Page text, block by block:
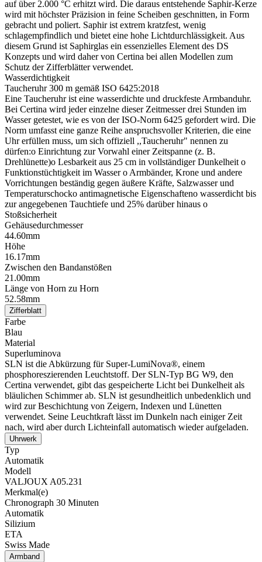
auf über 2.000 °C erhitzt wird. Die daraus entstehende Saphir-Kerze
wird mit höchster Präzision in feine Scheiben geschnitten, in Form
gebracht und poliert. Saphir ist extrem kratzfest, wenig
schlagempfindlich und bietet eine hohe Lichtdurchlässigkeit. Aus
diesem Grund ist Saphirglas ein essenzielles Element des DS
Konzepts und wird daher von Certina bei allen Modellen zum
Schutz der Zifferblätter verwendet.
Wasserdichtigkeit
Taucheruhr 300 m gemäß ISO 6425:2018
Eine Taucheruhr ist eine wasserdichte und druckfeste Armbanduhr.
Bei Certina wird jeder einzelne dieser Zeitmesser drei Stunden im
Wasser getestet, wie es von der ISO-Norm 6425 gefordert wird. Die
Norm umfasst eine ganze Reihe anspruchsvoller Kriterien, die eine
Uhr erfüllen muss, um sich offiziell ,,Taucheruhr" nennen zu
dürfen:o Einrichtung zur Vorwahl einer Zeitspanne (z. B.
Drehlünette)o Lesbarkeit aus 25 cm in vollständiger Dunkelheit o
Funktionstüchtigkeit im Wasser o Armbänder, Krone und andere
Vorrichtungen beständig gegen äußere Kräfte, Salzwasser und
Temperaturschocko antimagnetische Eigenschafteno wasserdicht bis
zur angegebenen Tauchtiefe und 25% darüber hinaus o
Stoßsicherheit
Gehäusedurchmesser
44.60mm
Höhe
16.17mm
Zwischen den Bandanstößen
21.00mm
Länge von Horn zu Horn
52.58mm
Zifferblatt
Farbe
Blau
Material
Superluminova
SLN ist die Abkürzung für Super-LumiNova®, einem
phosphoreszierenden Leuchtstoff. Der SLN-Typ BG W9, den
Certina verwendet, gibt das gespeicherte Licht bei Dunkelheit als
bläulichen Schimmer ab. SLN ist gesundheitlich unbedenklich und
wird zur Beschichtung von Zeigern, Indexen und Lünetten
verwendet. Seine Leuchtkraft lässt im Dunkeln nach einiger Zeit
nach, wird aber durch Lichteinfall automatisch wieder aufgeladen.
Uhrwerk
Typ
Automatik
Modell
VALJOUX A05.231
Merkmal(e)
Chronograph 30 Minuten
Automatik
Silizium
ETA
Swiss Made
Armband